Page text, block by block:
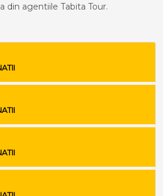
din agentiile Tabita Tour.